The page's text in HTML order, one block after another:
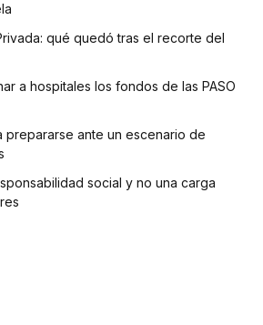
qué quedó tras el recorte del
a hospitales los fondos de las PASO
prepararse ante un escenario de
social y no una carga